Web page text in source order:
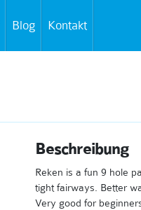
Blog Kontakt
Beschreibung
Reken is a fun 9 hole
tight fairways. Better
Very good for